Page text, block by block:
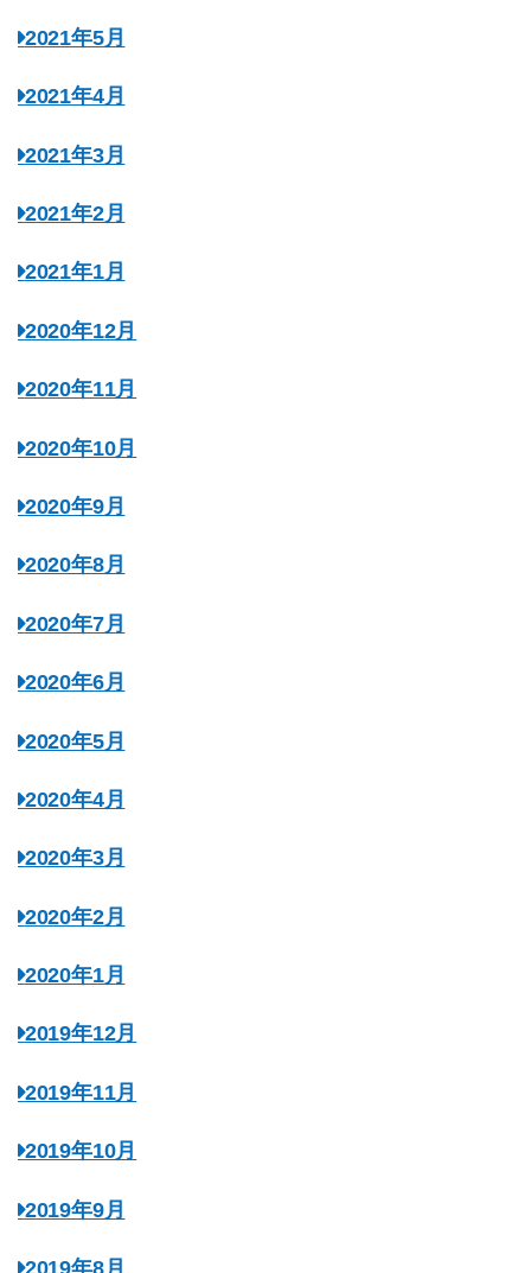
2021年5月
2021年4月
2021年3月
2021年2月
2021年1月
2020年12月
2020年11月
2020年10月
2020年9月
2020年8月
2020年7月
2020年6月
2020年5月
2020年4月
2020年3月
2020年2月
2020年1月
2019年12月
2019年11月
2019年10月
2019年9月